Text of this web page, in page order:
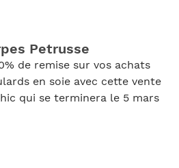
Petrusse
de remise sur vos achats
en soie avec cette vente
qui se terminera le 5 mars